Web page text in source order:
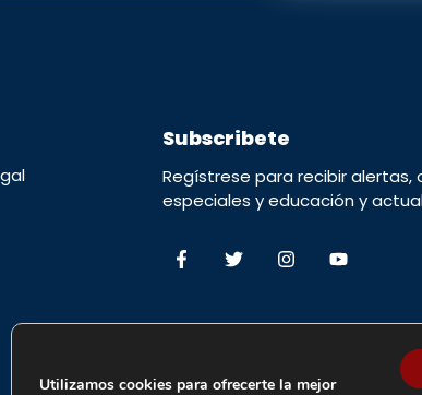
Subscribete
Regístrese para recibir alertas,
especiales y educación y
Utilizamos cookies para ofrecerte la mejor